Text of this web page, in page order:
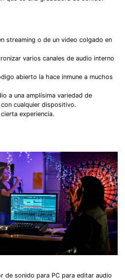
streaming o de un video colgado en
varios canales de audio interno
abierto la hace inmune a muchos
a una amplísima variedad de
cualquier dispositivo.
experiencia.
de sonido para PC para editar audio
a Pro, Edit
AI Ease.
All with Filmora!
Try It Now